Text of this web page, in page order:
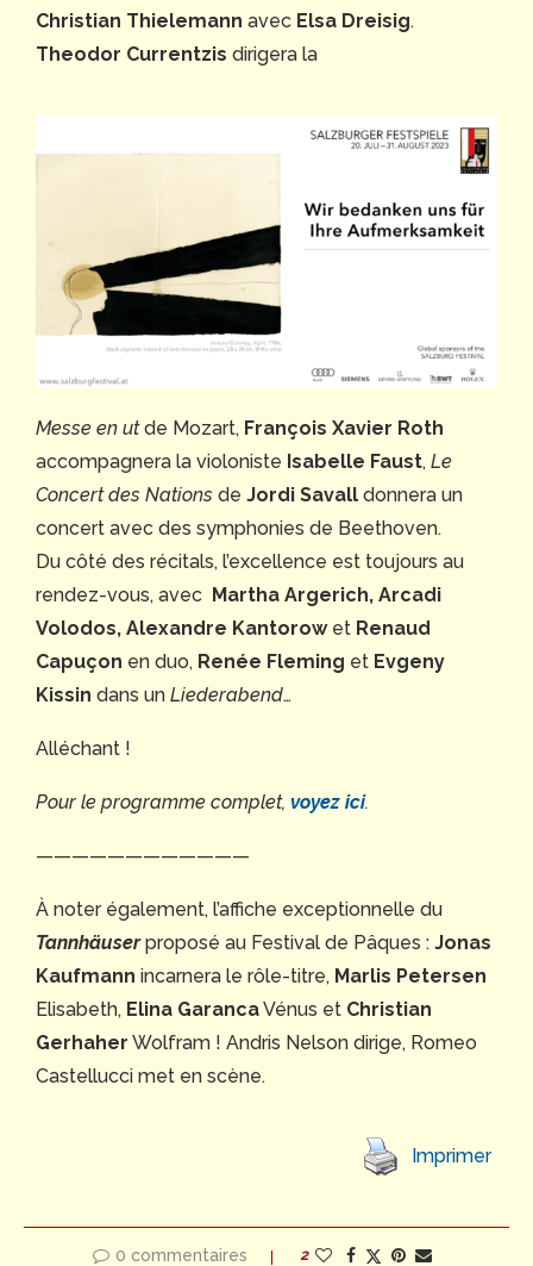
Christian Thielemann avec Elsa Dreisig.
Theodor Currentzis dirigera la
Messe en utde Mozart, François Xavier Roth
accompagnera la violoniste Isabelle Faust, Le
Concert des Nations de Jordi Savall donnera un
concert avec des symphonies de Beethoven.
Du côté des récitals, l’excellence est toujours au
rendez-vous, avec Martha Argerich, Arcadi
Volodos, Alexandre Kantorowet Renaud
Capuçon en duo, Renée Fleming et Evgeny
Kissin dans un Liederabend…
Alléchant !
Pour le programme complet, voyez ici.
————————————
À noter également, l’affiche exceptionnelle du
Tannhäuser proposé au Festival de Pâques : Jonas
Kaufmann incarnera le rôle-titre, Marlis Petersen
Elisabeth, Elina GarancaVénus et Christian
Gerhaher Wolfram ! Andris Nelson dirige, Romeo
Castellucci met en scène.
Imprimer
0 commentaires 2